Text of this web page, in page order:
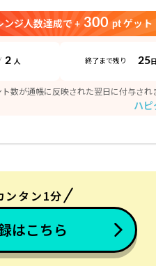
ンジ人数達成で +300 pt ゲット
2 人 終了まで残り 25
数が通帳に反映された翌日に付与され
ハ
ンタン1分
はこちら